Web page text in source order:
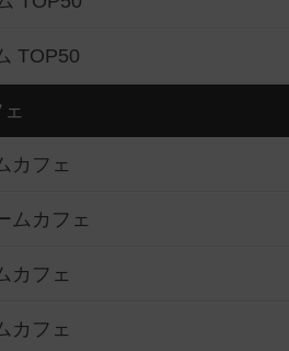
TOP50
カフェ
ムカフェ
カフェ
カフェ